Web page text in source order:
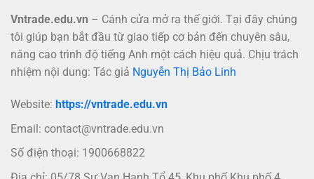
Vntrade.edu.vn – Cánh cửa mở ra thế giới. Tại đây chúng
tôi giúp bạn bắt đầu từ giao tiếp cơ bản đến chuyên sâu,
nâng cao trình độ tiếng Anh một cách hiệu quả. Chịu trách
nhiệm nội dung: Tác giả Nguyễn Thị Bảo Linh
Website: https://vntrade.edu.vn
Email: contact@vntrade.edu.vn
Số điện thoại: 1900668822